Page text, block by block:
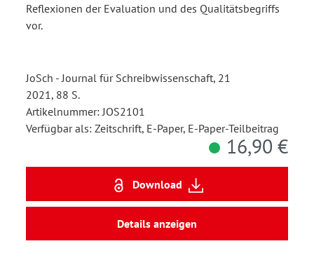
Reflexionen der Evaluation und des Qualitätsbegriffs
vor.
JoSch - Journal für Schreibwissenschaft, 21
2021, 88 S.
Artikelnummer: JOS2101
Verfügbar als: Zeitschrift, E-Paper, E-Paper-Teilbeitrag
16,90 €
Download
Details anzeigen